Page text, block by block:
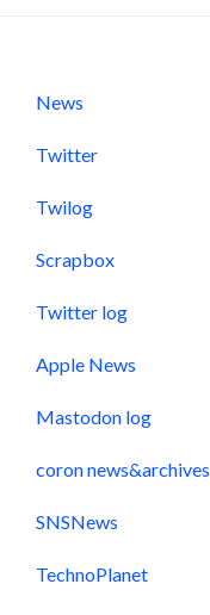
News
Twitter
Twilog
Scrapbox
Twitter log
Apple News
Mastodon log
coron news&archives
SNSNews
TechnoPlanet